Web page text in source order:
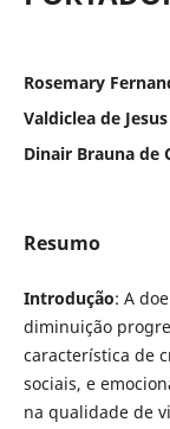
Rosemary
Valdiclea de
Dinair Brauna de
Resumo
Introdução: A
diminuição
característica de
sociais, e
na qualidade de